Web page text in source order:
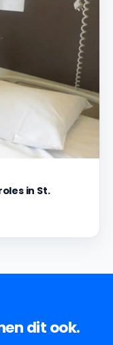
in St.
dit ook.